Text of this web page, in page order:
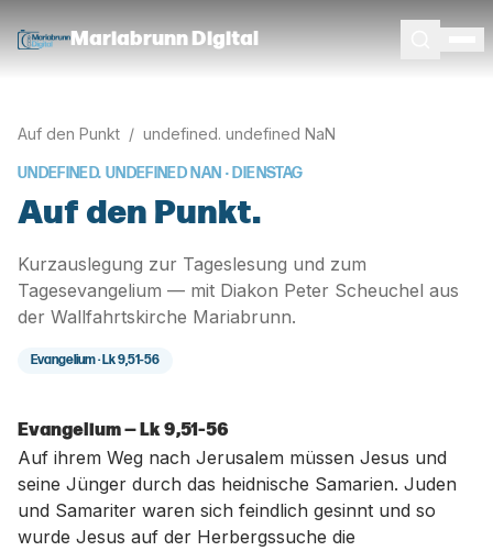
Mariabrunn Digital
Auf den Punkt / undefined. undefined NaN
UNDEFINED. UNDEFINED NAN · DIENSTAG
Auf den Punkt.
Kurzauslegung zur Tageslesung und zum
Tagesevangelium — mit Diakon Peter Scheuchel aus
der Wallfahrtskirche Mariabrunn.
Evangelium ·Lk 9,51-56
Evangelium — Lk 9,51-56
Auf ihrem Weg nach Jerusalem müssen Jesus und
seine Jünger durch das heidnische Samarien. Juden
und Samariter waren sich feindlich gesinnt und so
wurde Jesus auf der Herbergssuche die